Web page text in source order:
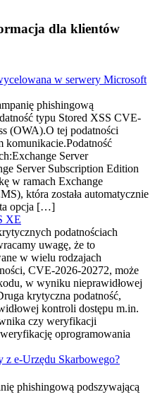
dla klientów
w serwery Microsoft
phishingową
typu Stored XSS CVE-
(OWA).O tej podatności
komunikacie.Podatność
Server
Server Subscription Edition
w ramach Exchange
która została automatycznie
ta opcja […]
XE
podatnościach
uwagę, że to
w wielu rodzajach
CVE-2026-20272, może
w wyniku nieprawidłowej
krytyczna podatność,
kontroli dostępu m.in.
czy weryfikacji
oprogramowania
z e-Urzędu Skarbowego?
phishingową podszywającą